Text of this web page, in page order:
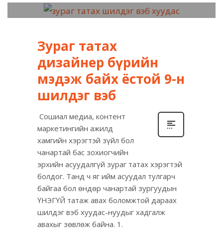
Зураг татах
дизайнер бүрийн
мэдэж байх ёстой 9-н
шилдэг вэб
Сошиал медиа, контент
маркетингийн ажилд
хамгийн хэрэгтэй зүйл бол
чанартай бас зохиогчийн
эрхийн асуудалгүй зураг татах хэрэгтэй
болдог. Танд ч яг ийм асуудал тулгарч
байгаа бол өндөр чанартай зургуудын
ҮНЭГҮЙ татаж авах боломжтой дараах
шилдэг вэб хуудас-нуудыг хадгалж
авахыг зөвлөж байна. 1.